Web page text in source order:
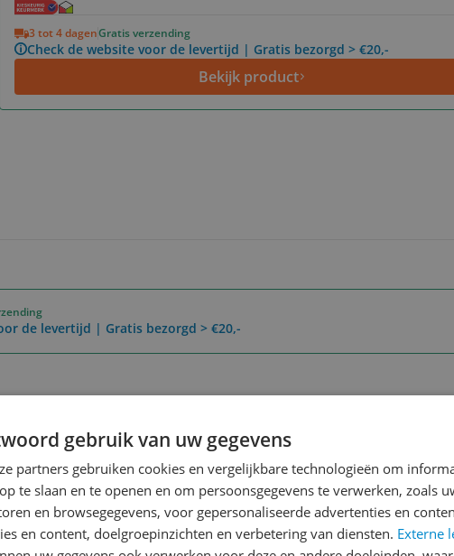
3 tot 4 dagenGratis verzending
Check de website voor de levertijd | Gratis bezorgd > €20,-
Bekijk product
de levertijd | Gratis bezorgd > €20,-
Er zijn nog geen
Heb jij dit product in bezit
met het schrijven van je
een review gemiddeld
andere bezoekers een
gebruik van uw gegevens
partners gebruiken cookies en vergelijkbare technologieën om
te slaan en te openen en om persoonsgegevens te verwerken, zoals
en browsegegevens, voor gepersonaliseerde advertenties en
en content, doelgroepinzichten en verbetering van diensten. Externe